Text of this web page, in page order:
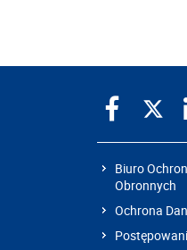
Biuro
Obronnych
Ochrona